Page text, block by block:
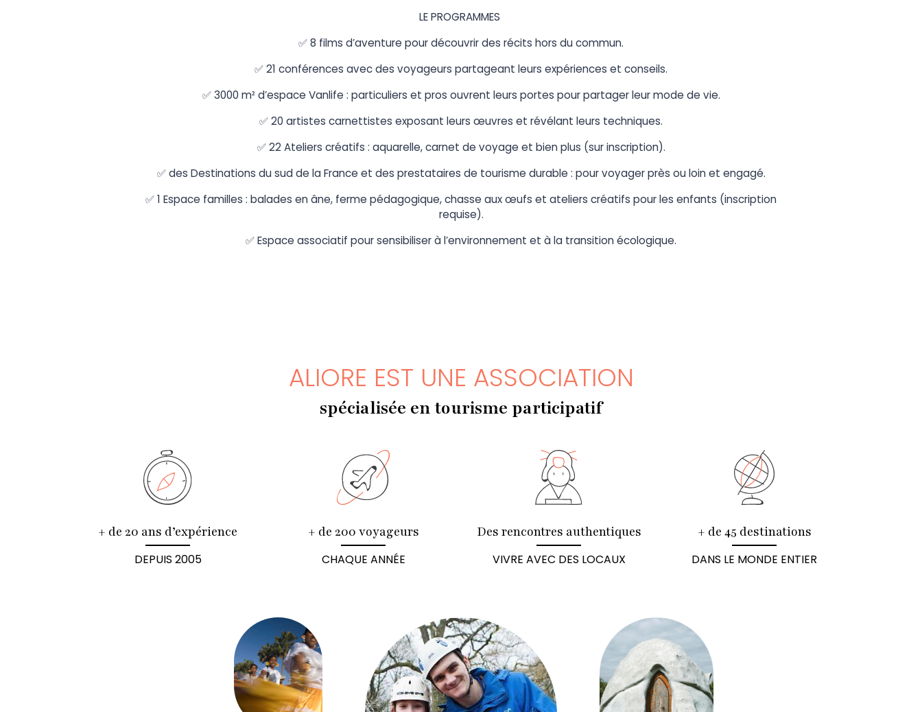
LE PROGRAMMES
✅ 8 films d’aventure pour découvrir des récits hors du commun.
✅ 21 conférences avec des voyageurs partageant leurs expériences et conseils.
✅ 3000 m² d’espace Vanlife : particuliers et pros ouvrent leurs portes pour partager leur mode de vie.
✅ 20 artistes carnettistes exposant leurs œuvres et révélant leurs techniques.
✅ 22 Ateliers créatifs : aquarelle, carnet de voyage et bien plus (sur inscription).
✅ des Destinations du sud de la France et des prestataires de tourisme durable : pour voyager près ou loin et engagé.
✅ 1 Espace familles : balades en âne, ferme pédagogique, chasse aux œufs et ateliers créatifs pour les enfants (inscription
requise).
✅ Espace associatif pour sensibiliser à l’environnement et à la transition écologique.
ALIORE EST UNE ASSOCIATION
spécialisée en tourisme participatif
+ de 20 ans d’expérience
DEPUIS 2005
+ de 200 voyageurs
CHAQUE ANNÉE
Des rencontres authentiques
VIVRE AVEC DES LOCAUX
+ de 45 destinations
DANS LE MONDE ENTIER